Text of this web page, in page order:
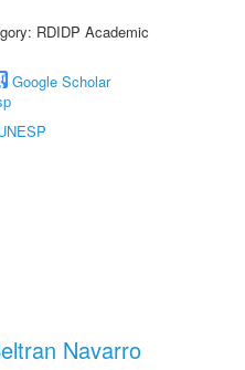
RDIDP Academic
Google Scholar
Navarro